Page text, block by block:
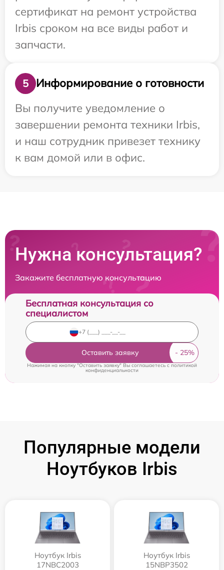
сертификат на ремонт устройства
Irbis сроком на все виды работ и
запчасти.
5
Информирование о готовности
Вы получите уведомление о
завершении ремонта техники Irbis,
и наш сотрудник привезет технику
к вам домой или в офис.
Нужна консультация?
Закажите бесплатную консультацию
Бесплатная консультация со
специалистом
Оставить заявку
Нажимая на кнопку "Оставить заявку" Вы соглашаетесь cполитикой
конфиденциальности
Популярные модели
Ноутбуков Irbis
Ноутбук Irbis
17NBC2003
Ноутбук Irbis
15NBP3502